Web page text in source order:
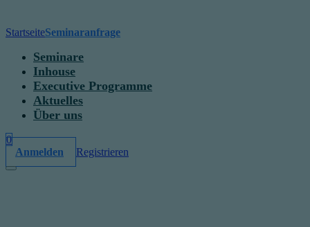
StartseiteSeminaranfrage
Seminare
Inhouse
Executive Programme
Aktuelles
Über uns
0
Anmelden
Registrieren